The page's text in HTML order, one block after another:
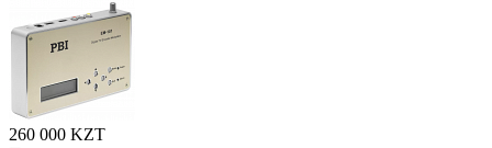
260 000 KZT